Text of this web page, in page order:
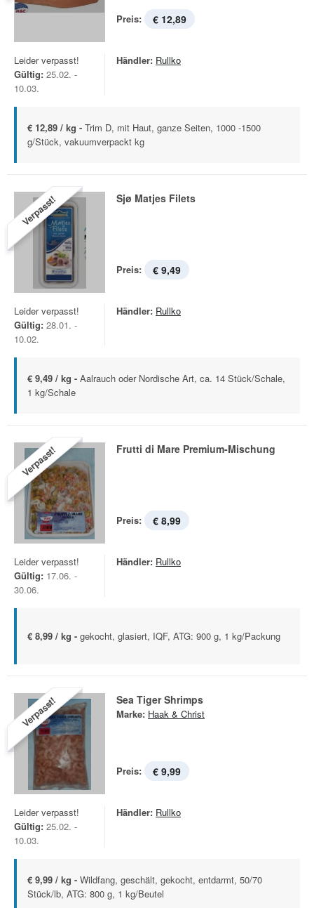
Preis: € 12,89
Leider verpasst!
Gültig: 25.02. -
10.03.
Händler: Rullko
€ 12,89 / kg - Trim D, mit Haut, ganze Seiten, 1000 -1500
g/Stück, vakuumverpackt kg
Verpasst! Sjø Matjes Filets
Preis: € 9,49
Leider verpasst!
Gültig: 28.01. -
10.02.
Händler: Rullko
€ 9,49 / kg - Aalrauch oder Nordische Art, ca. 14 Stück/Schale,
1 kg/Schale
Verpasst! Frutti di Mare Premium-Mischung
Preis: € 8,99
Leider verpasst!
Gültig: 17.06. -
30.06.
Händler: Rullko
€ 8,99 / kg - gekocht, glasiert, IQF, ATG: 900 g, 1 kg/Packung
Verpasst! Sea Tiger Shrimps
Marke: Haak & Christ
Preis: € 9,99
Leider verpasst!
Gültig: 25.02. -
10.03.
Händler: Rullko
€ 9,99 / kg - Wildfang, geschält, gekocht, entdarmt, 50/70
Stück/lb, ATG: 800 g, 1 kg/Beutel